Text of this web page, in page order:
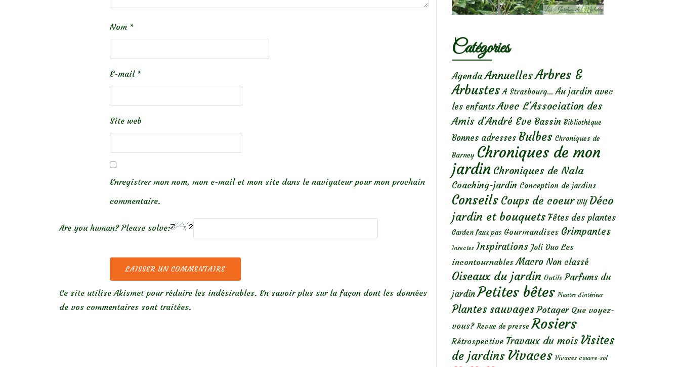
Nom *
E-mail *
Site web
Enregistrer mon nom, mon e-mail et mon site dans le navigateur pour mon prochain
commentaire.
Are you human? Please solve:
Ce site utilise Akismet pour réduire les indésirables. En savoir plus sur la façon dont les données
de vos commentaires sont traitées.
Catégories
Agenda AnnuellesArbres &
Arbustes A Strasbourg... Au jardin avec
les enfants Avec L'Association des
Amis d'André Eve Bassin Bibliothèque
Bonnes adresses Bulbes Chroniques de
Barney Chroniques de mon
jardin Chroniques de Nala
Coaching-jardin Conception de jardins
Conseils Coups de coeur DIY Déco
jardin et bouquets Fêtes des plantes
Garden faux pas Gourmandises Grimpantes
Insectes Inspirations Joli Duo Les
incontournables Macro Non classé
Oiseaux du jardin Outils Parfums du
jardin Petites bêtes Plantes d’intérieur
Plantes sauvages Potager Que voyez-
vous? Revue de presse Rosiers
Rétrospective Travaux du mois Visites
de jardins Vivaces Vivaces couvre-sol